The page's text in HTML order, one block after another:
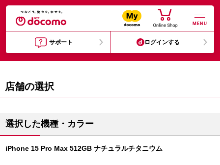
MENU
サポート ログインする
店舗の選択
選択した機種・カラー
iPhone 15 Pro Max 512GB ナチュラルチタニウム